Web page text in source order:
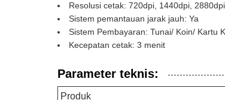
Resolusi cetak: 720dpi, 1440dpi,
Sistem pemantauan jarak jauh: Ya
Sistem Pembayaran: Tunai/ Koin/ Kartu
Kecepatan cetak: 3 menit
Parameter teknis:
Produk